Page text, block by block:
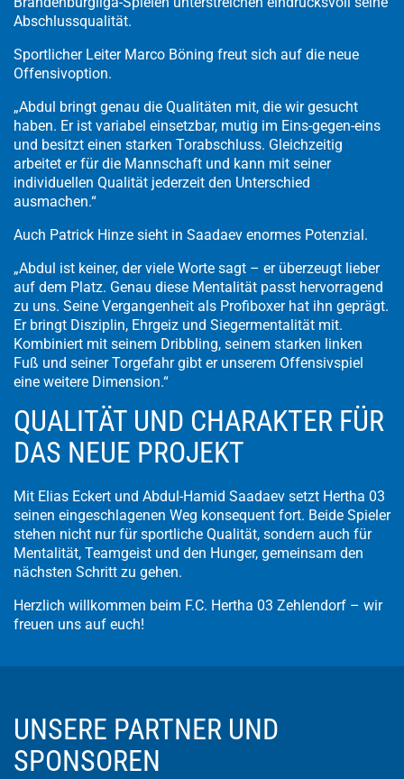
Abschlussqualität.
Sportlicher Leiter Marco Böning freut sich auf die neue
Offensivoption.
„Abdul bringt genau die Qualitäten mit, die wir gesucht
haben. Er ist variabel einsetzbar, mutig im Eins-gegen-eins
und besitzt einen starken Torabschluss. Gleichzeitig
arbeitet er für die Mannschaft und kann mit seiner
individuellen Qualität jederzeit den Unterschied
ausmachen.“
Auch Patrick Hinze sieht in Saadaev enormes Potenzial.
„Abdul ist keiner, der viele Worte sagt – er überzeugt lieber
auf dem Platz. Genau diese Mentalität passt hervorragend
zu uns. Seine Vergangenheit als Profiboxer hat ihn geprägt.
Er bringt Disziplin, Ehrgeiz und Siegermentalität mit.
Kombiniert mit seinem Dribbling, seinem starken linken
Fuß und seiner Torgefahr gibt er unserem Offensivspiel
eine weitere Dimension.“
QUALITÄT UND CHARAKTER FÜR
DAS NEUE PROJEKT
Mit Elias Eckert und Abdul-Hamid Saadaev setzt Hertha 03
seinen eingeschlagenen Weg konsequent fort. Beide Spieler
stehen nicht nur für sportliche Qualität, sondern auch für
Mentalität, Teamgeist und den Hunger, gemeinsam den
nächsten Schritt zu gehen.
Herzlich willkommen beim F.C. Hertha 03 Zehlendorf – wir
freuen uns auf euch!
UNSERE PARTNER UND
SPONSOREN